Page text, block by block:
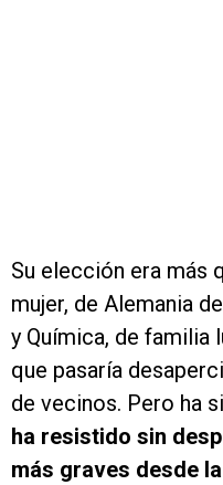
Su elección era más
mujer, de Alemania
y Química, de familia
que pasaría
de vecinos. Pero ha
ha resistido sin
más graves desde